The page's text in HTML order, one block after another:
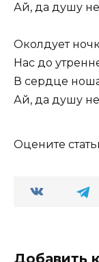
Ай, да душу
Околдует
Нас до
В сердце
Ай, да душу
Оцените
Добавить